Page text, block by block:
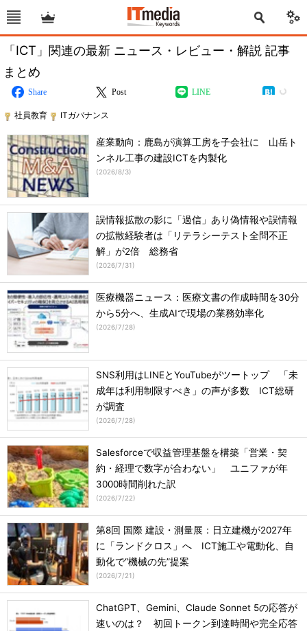
「ICT」関連の最新 ニュース・レビュー・解説 記事
まとめ
Share Post LINE
社員教育 ITガバナンス
産業動向：鹿島が演算工房を子会社に 山岳ト
ンネル工事の建設ICTを内製化
(2026/8/3)
誤情報拡散の影に「過信」あり偽情報や誤情報
の拡散経験者は「リテラシーテスト全問不正
解」が2倍 総務省
(2026/7/31)
医療機器ニュース：医療文書の作成時間を30分
から5分へ、生成AIで現場の業務効率化
(2026/7/28)
SNS利用はLINEとYouTubeがツートップ 「未
成年は利用制限すべき」の声が多数 ICT総研
が調査
(2026/7/28)
Salesforceで収益管理基盤を構築「営業・契
約・経理で数字が合わない」 ユニファが年
3000時間削れた訳
(2026/7/22)
第8回 国際 建設・測量展：日立建機が2027年
に「ランドクロス」へ ICT施工や電動化、自
動化で“機械の先”提案
(2026/7/21)
ChatGPT、Gemini、Claude Sonnet 5の応答が
速いのは？ 初回トークン到達時間や完全応答